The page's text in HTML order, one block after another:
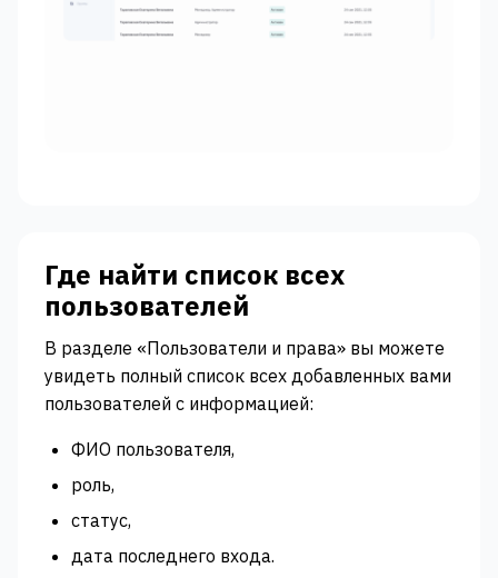
Где найти список всех
пользователей
В разделе «Пользователи и права» вы можете
увидеть полный список всех добавленных вами
пользователей с информацией:
ФИО пользователя,
роль,
статус,
дата последнего входа.